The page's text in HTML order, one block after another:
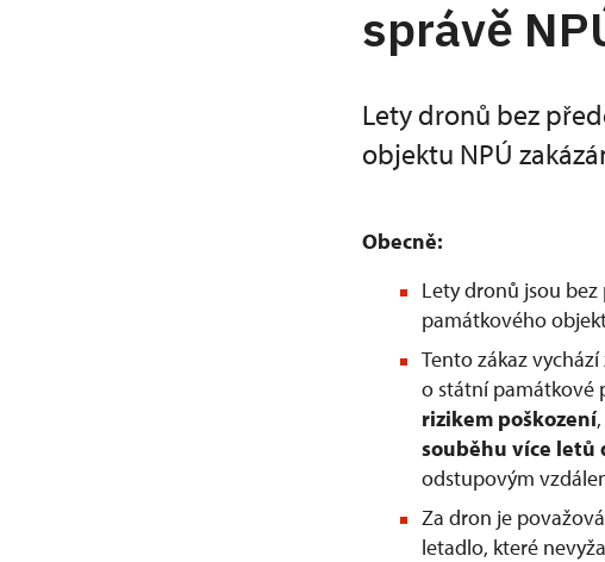
správě
Lety dronů bez
objektu NPÚ
Obecně:
Lety dronů jsou bez
památkového
Tento zákaz
o státní památkové
rizikem poškození
souběhu více letů
odstupovým
Za dron je
letadlo, které